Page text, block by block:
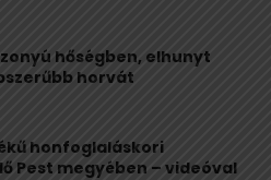
hőségben, elhunyt
horvát
honfoglaláskori
Pest megyében – videóval